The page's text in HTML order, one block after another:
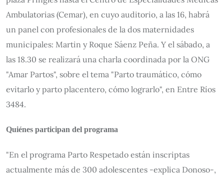
Ambulatorias (Cemar), en cuyo auditorio, a las 16, habrá
un panel con profesionales de la dos maternidades
municipales: Martin y Roque Sáenz Peña. Y el sábado, a
las 18.30 se realizará una charla coordinada por la ONG
"Amar Partos", sobre el tema "Parto traumático, cómo
evitarlo y parto placentero, cómo lograrlo", en Entre Ríos
3484.
Quiénes participan del programa
"En el programa Parto Respetado están inscriptas
actualmente más de 300 adolescentes -explica Donoso-,